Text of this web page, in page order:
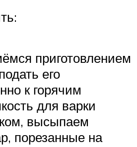
приготовлением
его
к горячим
для варки
высыпаем
порезанные на